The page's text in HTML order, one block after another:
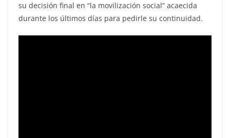
su decisión final en “la movilización social” acaecida
durante los últimos días para pedirle su continuidad.